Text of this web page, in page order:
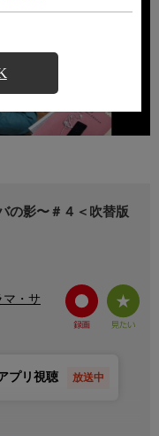
の影〜＃４＜吹替版
・サ
プリ視聴 放送中